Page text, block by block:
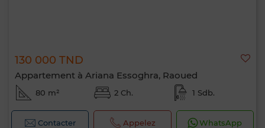
130 000 TND
Appartement à Ariana Essoghra, Raoued
80 m² 2 Ch. 1 Sdb.
Contacter Appelez WhatsApp